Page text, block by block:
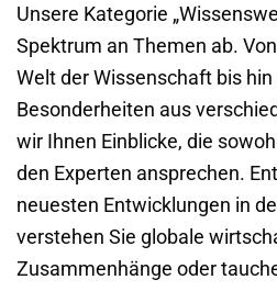
Unsere Kategorie
Spektrum an Themen ab.
Welt der Wissenschaft bis
Besonderheiten aus
wir Ihnen Einblicke, die
den Experten ansprechen.
neuesten Entwicklungen in
verstehen Sie globale
Zusammenhänge oder